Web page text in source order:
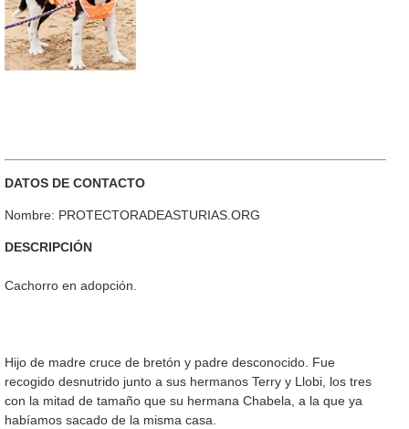
DATOS DE CONTACTO
Nombre: PROTECTORADEASTURIAS.ORG
DESCRIPCIÓN
Cachorro en adopción.
Hijo de madre cruce de bretón y padre desconocido. Fue
recogido desnutrido junto a sus hermanos Terry y Llobi, los tres
con la mitad de tamaño que su hermana Chabela, a la que ya
habíamos sacado de la misma casa.